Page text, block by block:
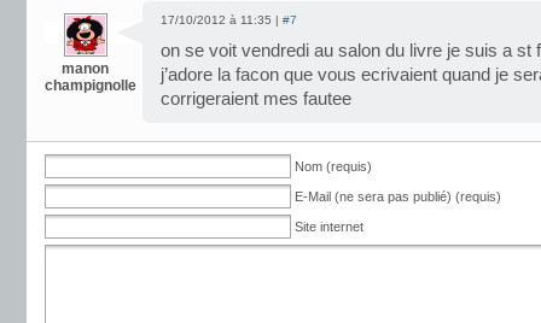
manon
champignolle
17/10/2012 à 11:35 | #7
on se voit vendredi au salon du livre je suis a st
j’adore la facon que vous ecrivaient quand je
corrigeraient mes fautee
Nom (requis)
E-Mail (ne sera pas publié) (requis)
Site internet